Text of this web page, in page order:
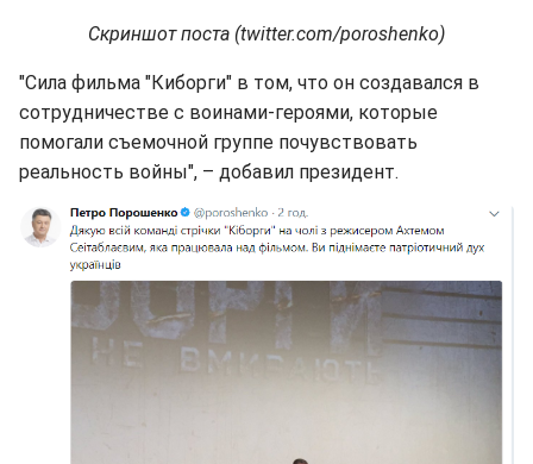
Скриншот поста (twitter.com/poroshenko)
"Сила фильма "Киборги" в том, что он создавался в
сотрудничестве с воинами-героями, которые
помогали съемочной группе почувствовать
реальность войны", – добавил президент.